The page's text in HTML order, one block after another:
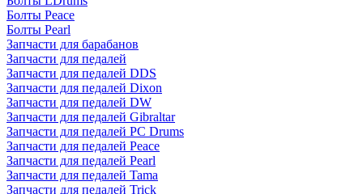
Болты Peace
Болты Pearl
Запчасти для барабанов
Запчасти для педалей
Запчасти для педалей DDS
Запчасти для педалей Dixon
Запчасти для педалей DW
Запчасти для педалей Gibraltar
Запчасти для педалей PC Drums
Запчасти для педалей Peace
Запчасти для педалей Pearl
Запчасти для педалей Tama
Запчасти для педалей Trick